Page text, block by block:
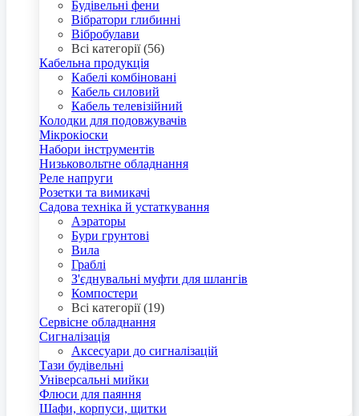
Будівельні фени
Вібратори глибинні
Вібробулави
Всі категорії (56)
Кабельна продукція
Кабелі комбіновані
Кабель силовий
Кабель телевізійний
Колодки для подовжувачів
Мікрокіоски
Набори інструментів
Низьковольтне обладнання
Реле напруги
Розетки та вимикачі
Садова техніка й устаткування
Аэраторы
Бури грунтові
Вила
Граблі
З'єднувальні муфти для шлангів
Компостери
Всі категорії (19)
Сервісне обладнання
Сигналізація
Аксесуари до сигналізацій
Тази будівельні
Універсальні мийки
Флюси для паяння
Шафи, корпуси, щитки